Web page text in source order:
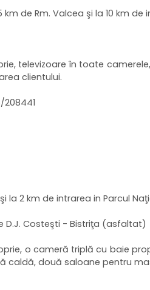
km de Rm. Valcea şi la 10 km
televizoare în toate
clientului.
208441
la 2 km de intrarea in Parcul
D.J. Costeşti - Bistriţa (asfaltat)
o cameră triplă cu baie
două saloane pentru